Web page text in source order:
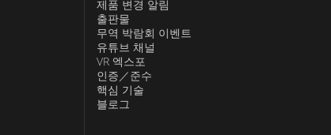
제품 변경 알림
출판물
무역 박람회 이벤트
유튜브 채널
VR 엑스포
인증／준수
핵심 기술
블로그